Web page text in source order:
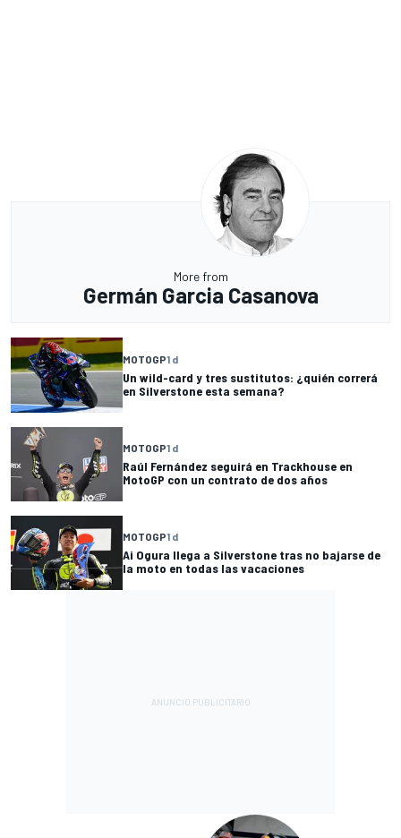
More from
Germán Garcia Casanova
MOTOGP1 d
Un wild-card y tres sustitutos: ¿quién correrá
en Silverstone esta semana?
MOTOGP1 d
Raúl Fernández seguirá en Trackhouse en
MotoGP con un contrato de dos años
MOTOGP1 d
Ai Ogura llega a Silverstone tras no bajarse de
la moto en todas las vacaciones